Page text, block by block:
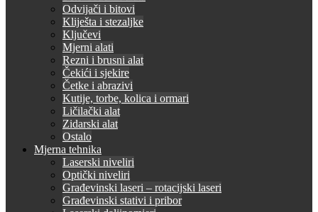
Odvijači i bitovi
Kliješta i stezaljke
Ključevi
Mjerni alati
Rezni i brusni alat
Čekići i sjekire
Četke i abrazivi
Kutije, torbe, kolica i ormari
Ličilački alat
Zidarski alat
Ostalo
Mjerna tehnika
Laserski niveliri
Optički niveliri
Građevinski laseri – rotacijski laseri
Građevinski stativi i pribor